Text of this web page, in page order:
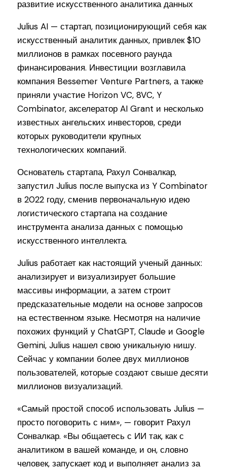
Julius AI — стартап, позиционирующий себя как
искусственный аналитик данных, привлек $10
миллионов в рамках посевного раунда
финансирования. Инвестиции возглавила
компания Bessemer Venture Partners, а также
приняли участие Horizon VC, 8VC, Y
Combinator, акселератор AI Grant и несколько
известных ангельских инвесторов, среди
которых руководители крупных
технологических компаний.
Основатель стартапа, Рахул Сонвалкар,
запустил Julius после выпуска из Y Combinator
в 2022 году, сменив первоначальную идею
логистического стартапа на создание
инструмента анализа данных с помощью
искусственного интеллекта.
Julius работает как настоящий ученый данных:
анализирует и визуализирует большие
массивы информации, а затем строит
предсказательные модели на основе запросов
на естественном языке. Несмотря на наличие
похожих функций у ChatGPT, Claude и Google
Gemini, Julius нашел свою уникальную нишу.
Сейчас у компании более двух миллионов
пользователей, которые создают свыше десяти
миллионов визуализаций.
«Самый простой способ использовать Julius —
просто поговорить с ним», — говорит Рахул
Сонвалкар. «Вы общаетесь с ИИ так, как с
аналитиком в вашей команде, и он, словно
человек, запускает код и выполняет анализ за